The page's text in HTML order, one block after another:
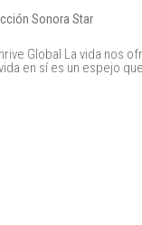
Sonora Star
Global La vida nos
en sí es un espejo